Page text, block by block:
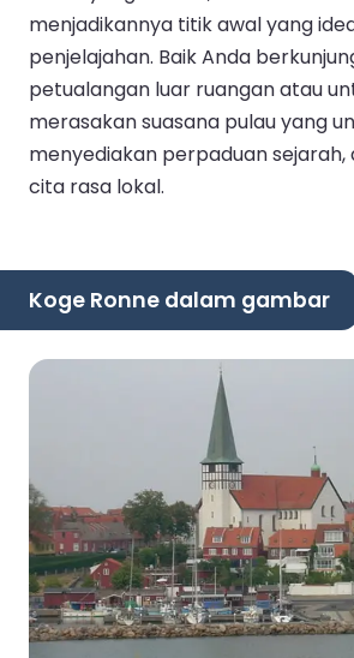
menjadikannya titik awal yang
penjelajahan. Baik Anda
petualangan luar ruangan atau
merasakan suasana pulau yang
menyediakan perpaduan sejarah,
cita rasa lokal.
Koge Ronne dalam gambar